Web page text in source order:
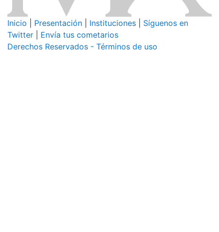
Inicio Presentación Instituciones
Síguenos en
Twitter
Envía tus cometarios
Derechos Reservados - Términos de uso